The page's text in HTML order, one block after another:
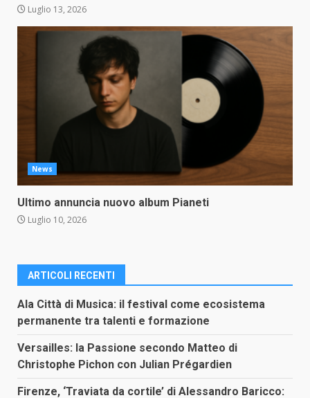
Luglio 13, 2026
News
Ultimo annuncia nuovo album Pianeti
Luglio 10, 2026
ARTICOLI RECENTI
Ala Città di Musica: il festival come ecosistema
permanente tra talenti e formazione
Versailles: la Passione secondo Matteo di
Christophe Pichon con Julian Prégardien
Firenze, ‘Traviata da cortile’ di Alessandro Baricco: